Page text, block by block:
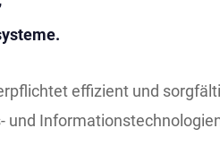
effizient und